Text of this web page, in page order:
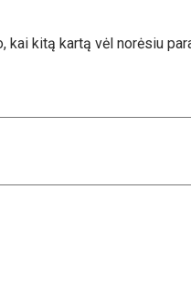
kitą kartą vėl norėsiu